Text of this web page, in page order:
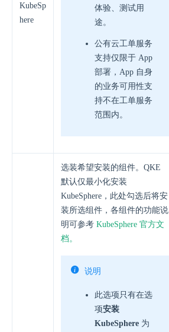
KubeSp
here
体验、测试用
途。
公有云工单服务
支持仅限于 App
部署，App 自身
的业务可用性支
持不在工单服务
范围内。
选装希望安装的组件。QKE
默认仅最小化安装
KubeSphere，此处勾选后将安
装所选组件，各组件的功能说
明可参考 KubeSphere 官方文
档。
说明
此选项只有在选
项安装
KubeSphere 为